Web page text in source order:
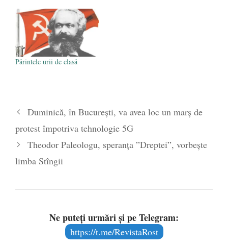
si trebuie evitati din acest
motiv, si ca familia si
casatoria sunt institutii
sociale pentru asuprirea
femeii si trebuie eliminate.
…
Părintele urii de clasă
Duminică, în București, va avea loc un marș de
protest împotriva tehnologie 5G
Theodor Paleologu, speranța ”Dreptei”, vorbește
limba Stîngii
Ne puteți urmări și pe Telegram:
https://t.me/RevistaRost